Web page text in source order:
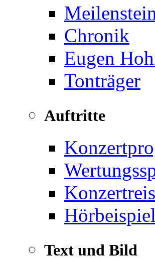
Chronik
Eugen
Tonträger
Auftritte
Text und Bild